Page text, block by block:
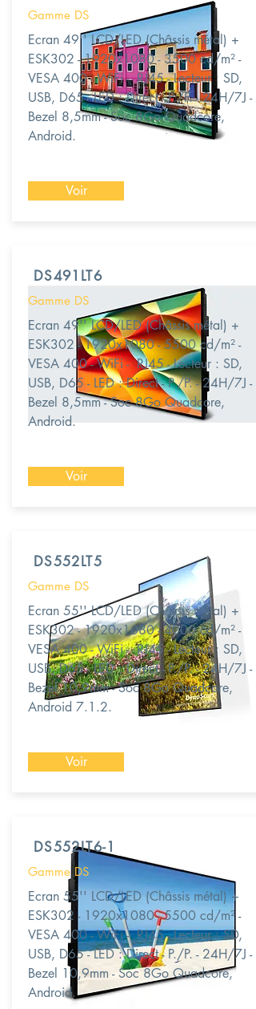
Gamme DS
Ecran 49'' LCD/LED (Châssis métal) +
ESK302 - 1920x1080 - 3500 cd/m² -
VESA 400 - WiFi - RJ45 - Lecteur : SD,
USB, D65 - LED : Direct - P./P. - 24H/7J -
Bezel 8,5mm - Soc 8Go Quadcore,
Android.
Voir
DS491LT6
Gamme DS
Ecran 49'' LCD/LED (Châssis métal) +
ESK302 - 1920x1080 - 5500 cd/m² -
VESA 400 - WiFi - RJ45 - Lecteur : SD,
USB, D65 - LED : Direct - P./P. - 24H/7J -
Bezel 8,5mm - Soc 8Go Quadcore,
Android.
Voir
DS552LT5
Gamme DS
Ecran 55'' LCD/LED (Châssis métal) +
ESK302 - 1920x1080 - 4000 cd/m² -
VESA 400 - WiFi - RJ45 - Lecteur : SD,
USB, D65 - LED : Direct - P./P. - 24H/7J -
Bezel 10,9mm - Soc 8Go Quadcore,
Android 7.1.2.
Voir
DS552LT6-1
Gamme DS
Ecran 55'' LCD/LED (Châssis métal) +
ESK302 - 1920x1080 - 5500 cd/m² -
VESA 400 - WiFi - RJ45 - Lecteur : SD,
USB, D65 - LED : Direct - P./P. - 24H/7J -
Bezel 10,9mm - Soc 8Go Quadcore,
Android.